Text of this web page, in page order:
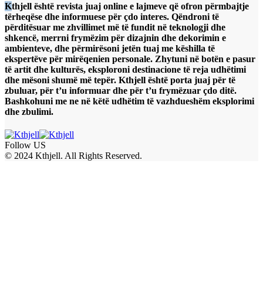
Kthjell është revista juaj online e lajmeve që ofron përmbajtje
tërheqëse dhe informuese për çdo interes. Qëndroni të
përditësuar me zhvillimet më të fundit në teknologji dhe
shkencë, merrni frymëzim për dizajnin dhe dekorimin e
ambienteve, dhe përmirësoni jetën tuaj me këshilla të
ekspertëve për mirëqenien personale. Zhytuni në botën e pasur
të artit dhe kulturës, eksploroni destinacione të reja udhëtimi
dhe mësoni shumë më tepër. Kthjell është porta juaj për të
zbuluar, për t’u informuar dhe për t’u frymëzuar çdo ditë.
Bashkohuni me ne në këtë udhëtim të vazhdueshëm eksplorimi
dhe zbulimi.
Follow US
© 2024 Kthjell. All Rights Reserved.